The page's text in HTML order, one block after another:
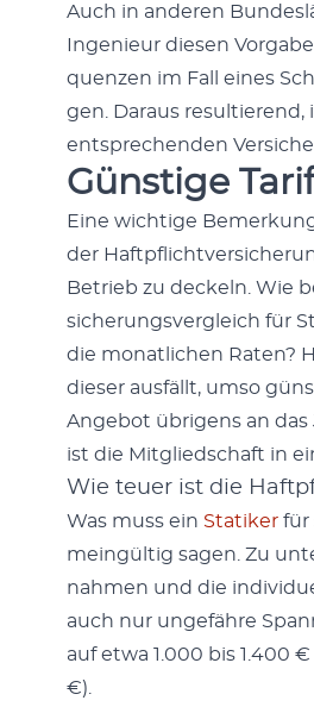
Auch in anderen
Inge­nieur diesen
quen­zen im Fall eines
gen. Daraus
entsprechen­den
Günstige
Eine wichtige
der
Betrieb zu deck­eln. Wie
sicherungsver­gle­ich für
die monatlichen Rat­en?
dieser aus­fällt, umso
Ange­bot übri­gens an
ist die Mit­glied­schaft in
Wie teuer ist die
Was muss ein Sta­tik­er für
me­ingültig sagen. Zu
nah­men und die
auch nur unge­fähre
auf etwa 1.000 bis 1.400
€).